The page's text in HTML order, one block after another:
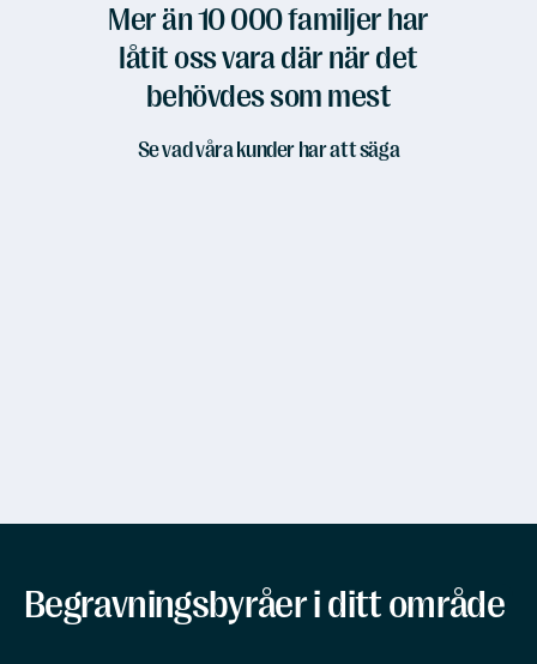
Mer än 10 000 familjer har
låtit oss vara där när det
behövdes som mest
Se vad våra kunder har att säga
Begravningsbyråer i ditt område